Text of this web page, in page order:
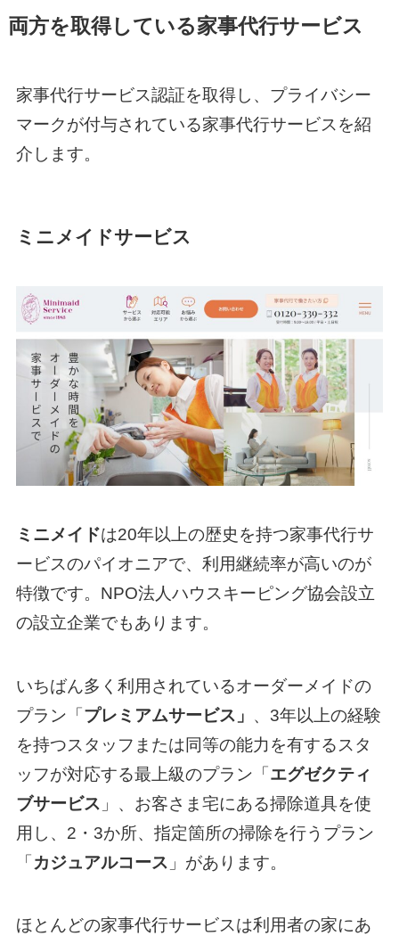
両方を取得している家事代行サービス
家事代行サービス認証を取得し、プライバシー
マークが付与されている家事代行サービスを紹
介します。
ミニメイドサービス
ミニメイドは20年以上の歴史を持つ家事代行サ
ービスのパイオニアで、利用継続率が高いのが
特徴です。NPO法人ハウスキーピング協会設立
の設立企業でもあります。
いちばん多く利用されているオーダーメイドの
プラン「プレミアムサービス」 、3年以上の経験
を持つスタッフまたは同等の能力を有するスタ
ッフが対応する最上級のプラン「エグゼクティ
ブサービス 」、お客さま宅にある掃除道具を使
用し、2・3か所、指定箇所の掃除を行うプラン
「カジュアルコース 」があります。
ほとんどの家事代行サービスは利用者の家にあ